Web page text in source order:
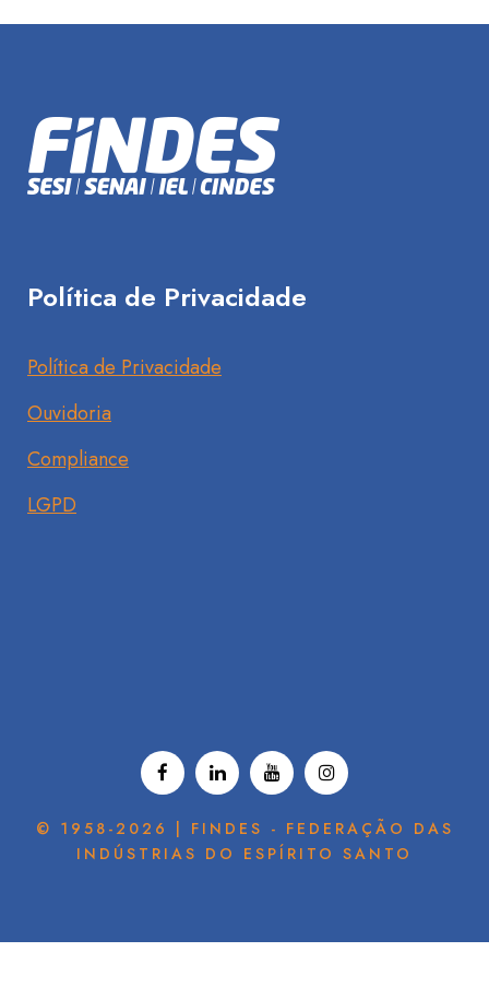
Política de Privacidade
Política de Privacidade
Ouvidoria
Compliance
LGPD
© 1958-2026 | FINDES - FEDERAÇÃO DAS
INDÚSTRIAS DO ESPÍRITO SANTO